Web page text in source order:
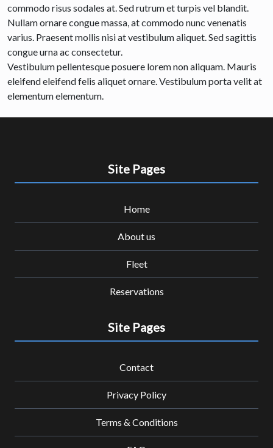
commodo risus sodales at. Sed rutrum et turpis vel blandit.
Nullam ornare congue massa, at commodo nunc venenatis
varius. Praesent mollis nisi at vestibulum aliquet. Sed sagittis
congue urna ac consectetur.
Vestibulum pellentesque posuere lorem non aliquam. Mauris
eleifend eleifend felis aliquet ornare. Vestibulum porta velit at
elementum elementum.
Site Pages
Home
About us
Fleet
Reservations
Site Pages
Contact
Privacy Policy
Terms & Conditions